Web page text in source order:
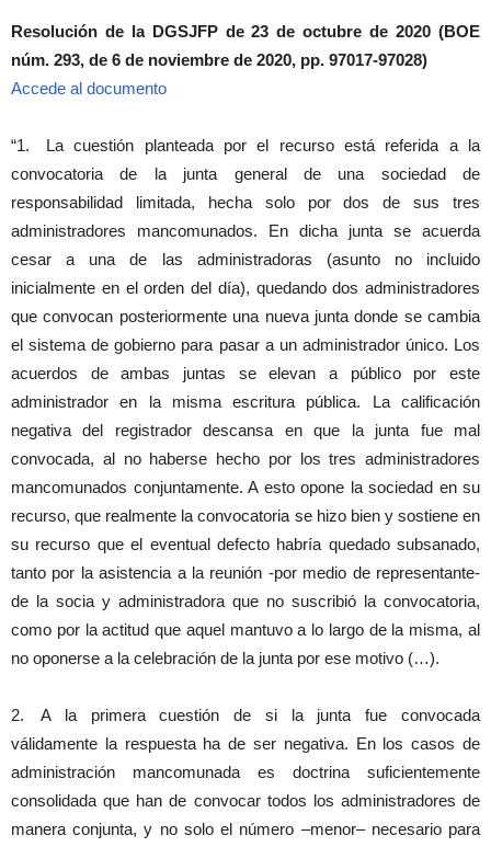
Resolución de la DGSJFP de 23 de octubre de 2020 (BOE
núm. 293, de 6 de noviembre de 2020, pp. 97017-97028)
Accede al documento
“1. La cuestión planteada por el recurso está referida a la
convocatoria de la junta general de una sociedad de
responsabilidad limitada, hecha solo por dos de sus tres
administradores mancomunados. En dicha junta se acuerda
cesar a una de las administradoras (asunto no incluido
inicialmente en el orden del día), quedando dos administradores
que convocan posteriormente una nueva junta donde se cambia
el sistema de gobierno para pasar a un administrador único. Los
acuerdos de ambas juntas se elevan a público por este
administrador en la misma escritura pública. La calificación
negativa del registrador descansa en que la junta fue mal
convocada, al no haberse hecho por los tres administradores
mancomunados conjuntamente. A esto opone la sociedad en su
recurso, que realmente la convocatoria se hizo bien y sostiene en
su recurso que el eventual defecto habría quedado subsanado,
tanto por la asistencia a la reunión -por medio de representante-
de la socia y administradora que no suscribió la convocatoria,
como por la actitud que aquel mantuvo a lo largo de la misma, al
no oponerse a la celebración de la junta por ese motivo (…).
2. A la primera cuestión de si la junta fue convocada
válidamente la respuesta ha de ser negativa. En los casos de
administración mancomunada es doctrina suficientemente
consolidada que han de convocar todos los administradores de
manera conjunta, y no solo el número –menor– necesario para